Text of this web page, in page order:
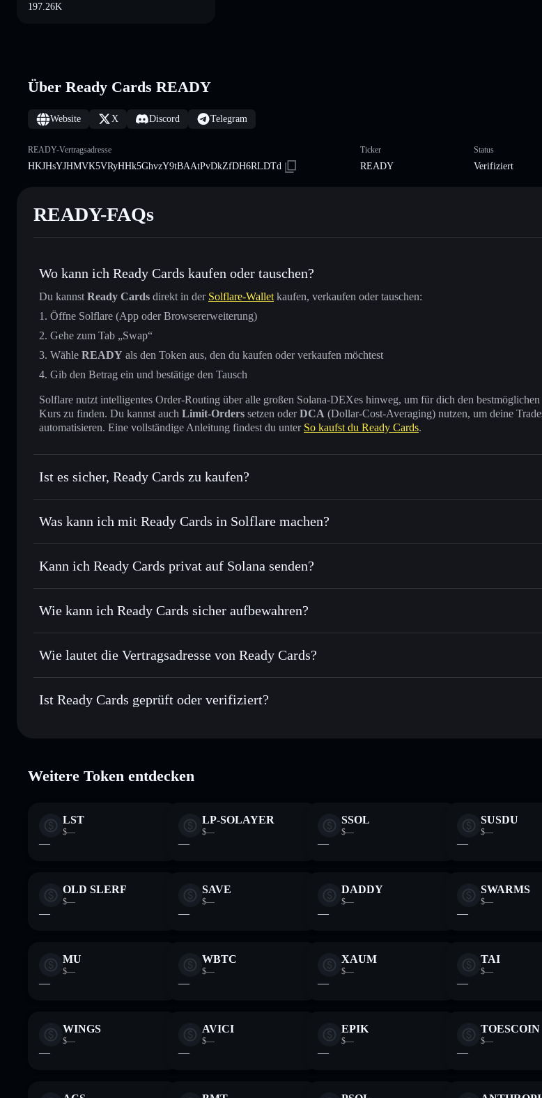
197.26K
Über Ready Cards READY
Website X Discord Telegram
READY-Vertragsadresse
HKJHsYJHMVK5VRyHHk5GhvzY9tBAAtPvDkZfDH6RLDTd
Ticker
READY
Status
Verifiziert
READY-FAQs
Wo kann ich Ready Cards kaufen oder tauschen?
Du kannst Ready Cards direkt in der Solflare-Wallet kaufen, verkaufen oder tauschen:
Öffne Solflare (App oder Browsererweiterung)
Gehe zum Tab „Swap“
Wähle READY als den Token aus, den du kaufen oder verkaufen möchtest
Gib den Betrag ein und bestätige den Tausch
Solflare nutzt intelligentes Order-Routing über alle großen Solana-DEXes hinweg, um für dich den bestmöglichen
Kurs zu finden. Du kannst auch Limit-Orders setzen oderDCA (Dollar-Cost-Averaging) nutzen, um deine
automatisieren. Eine vollständige Anleitung findest du unter So kaufst du Ready Cards.
Ist es sicher, Ready Cards zu kaufen?
Ready Cards verifizierter Token
Was kann ich mit Ready Cards in Solflare machen?
Ready Cards
Solflare-Wallet
Sofort tauschen– handle READY gegen SOL, USDC oder Tausende anderer Solana-Tokens mit intelligentem
Durchschnittskosteneffekt nutzen– Schritt für Schritt per Durchschnittskosteneffekt in READY einsteigen
Privat senden– übertrage READY, ohne Wallets öffentlich zu verknüpfen, mithilfe des in Solflare integrierten
Privacy Aggregators
kontrollierst
Kann ich Ready Cards privat auf Solana senden?
Solflare-Wallet Privacy Aggregator Ready Cards
Wie kann ich Ready Cards sicher aufbewahren?
Ready Cards nicht verwahrenden Wallet Solflare
Privacy Aggregator
Wie lautet die Vertragsadresse von Ready Cards?
Ready Cards
HKJHsYJHMVK5VRyHHk5GhvzY9tBAAtPvDkZfDH6RLDTd
Ist Ready Cards geprüft oder verifiziert?
Weitere Token entdecken
LST
$—
—
LP-SOLAYER
$—
—
SSOL
$—
—
SUSDU
$—
—
OLD SLERF
$—
—
SAVE
$—
—
DADDY
$—
—
SWARMS
$—
—
MU
$—
—
WBTC
$—
—
XAUM
$—
—
TAI
$—
—
WINGS
$—
—
AVICI
$—
—
EPIK
$—
—
TOESCOIN
$—
—